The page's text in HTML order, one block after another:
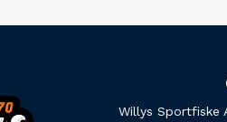
Willys Sportfiske